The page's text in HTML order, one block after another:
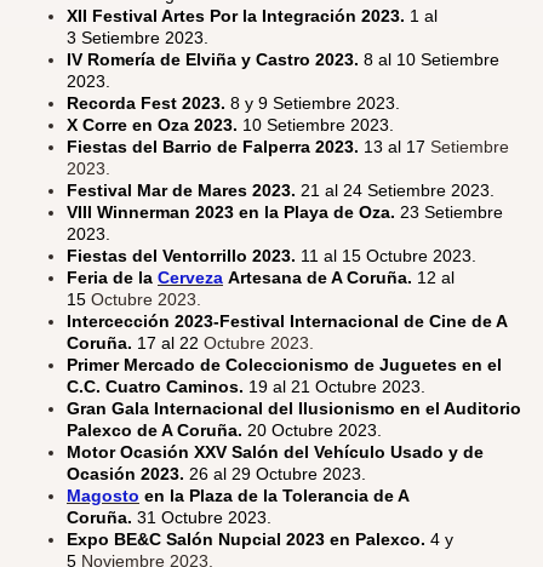
XII Festival Artes Por la Integración 2023. 1 al
3 Setiembre 2023.
IV Romería de Elviña y Castro 2023. 8 al 10 Setiembre
2023.
Recorda Fest 2023. 8 y 9 Setiembre 2023.
X Corre en Oza 2023. 10 Setiembre 2023.
Fiestas del Barrio de Falperra 2023. 13 al 17 Setiembre
2023.
Festival Mar de Mares 2023. 21 al 24 Setiembre 2023.
VIII Winnerman 2023 en la Playa de Oza. 23 Setiembre
2023.
Fiestas del Ventorrillo 2023. 11 al 15 Octubre 2023.
Feria de la Cerveza Artesana de A Coruña. 12 al
15 Octubre 2023.
Intercección 2023-Festival Internacional de Cine de A
Coruña. 17 al 22 Octubre 2023.
Primer Mercado de Coleccionismo de Juguetes en el
C.C. Cuatro Caminos. 19 al 21 Octubre 2023.
Gran Gala Internacional del Ilusionismo en el Auditorio
Palexco de A Coruña. 20 Octubre 2023.
Motor Ocasión XXV Salón del Vehículo Usado y de
Ocasión 2023. 26 al 29 Octubre 2023.
Magosto en la Plaza de la Tolerancia de A
Coruña. 31 Octubre 2023.
Expo BE&C Salón Nupcial 2023 en Palexco. 4 y
5 Noviembre 2023.